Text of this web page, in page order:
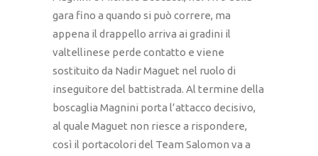
gara fino a quando si può correre, ma
appena il drappello arriva ai gradini il
valtellinese perde contatto e viene
sostituito da Nadir Maguet nel ruolo di
inseguitore del battistrada. Al termine della
boscaglia Magnini porta l’attacco decisivo,
al quale Maguet non riesce a rispondere,
così il portacolori del Team Salomon va a